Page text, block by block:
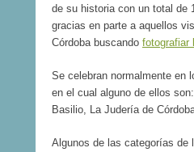
de su historia con un total de
gracias en parte a aquellos
Córdoba buscando fotografiar
Se celebran normalmente en
en el cual alguno de ellos
Basilio, La Judería de
Algunos de las categorías de